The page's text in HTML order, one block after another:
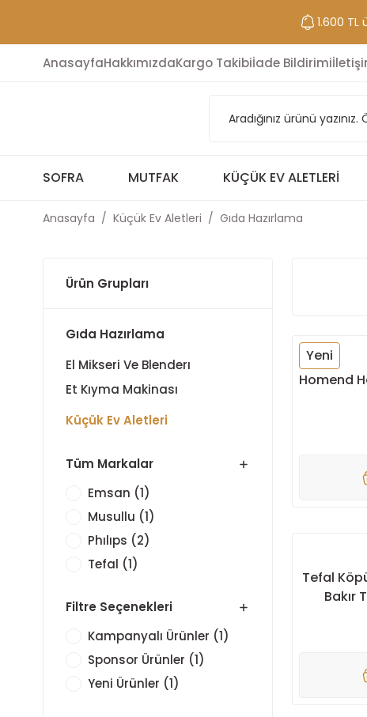
1.600 TL
AnasayfaHakkımızdaKargo Takibiİade Bildirimi
SOFRA MUTFAK KÜÇÜK EV ALETLERI
Anasayfa Küçük Ev Aletleri Gıda Hazırlama
Ürün Grupları
Gıda Hazırlama
El Mikseri Ve Blenderı
Et Kıyma Makinası
Küçük Ev Aletleri
Tüm Markalar
Emsan (1)
Musullu (1)
Phılıps (2)
Tefal (1)
Filtre Seçenekleri
Kampanyalı Ürünler (1)
Sponsor Ürünler (1)
Yeni Ürünler (1)
Yeni
Homend
Tefal
Bakır